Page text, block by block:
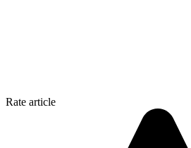
Rate article